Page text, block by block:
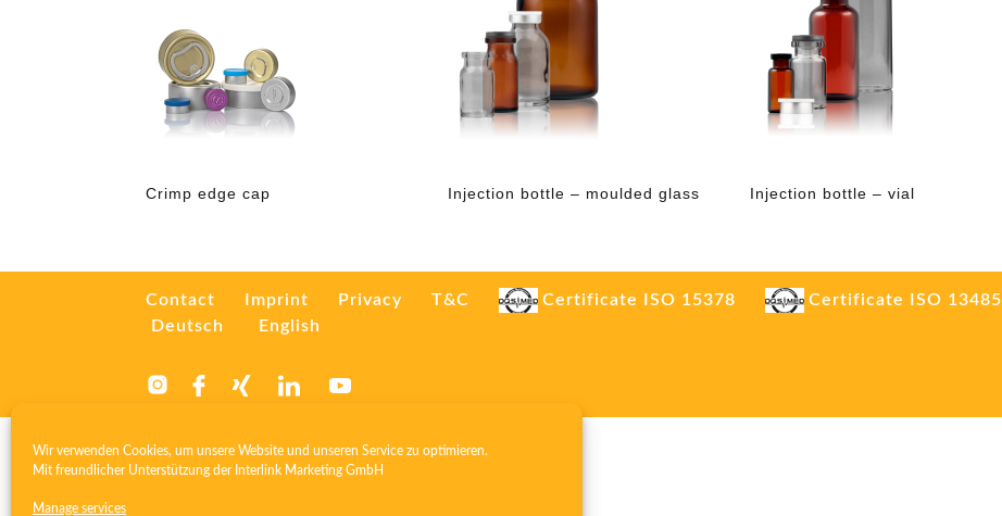
Wir verwenden Cookies, um unsere Website und unseren Service zu optimieren.
Mit freundlicher Unterstützung der Interlink Marketing GmbH
Manage services
Crimp edge cap Injection bottle – moulded glass Injection bottle – vial
Contact Imprint Privacy T&C Certificate ISO 15378 Certificate ISO 13485
Deutsch
English